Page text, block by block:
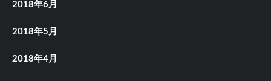
2018年6月
2018年5月
2018年4月